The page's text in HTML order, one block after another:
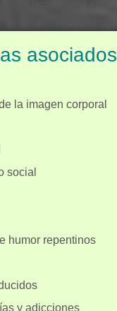
asociados
la imagen corporal
social
humor repentinos
y adicciones